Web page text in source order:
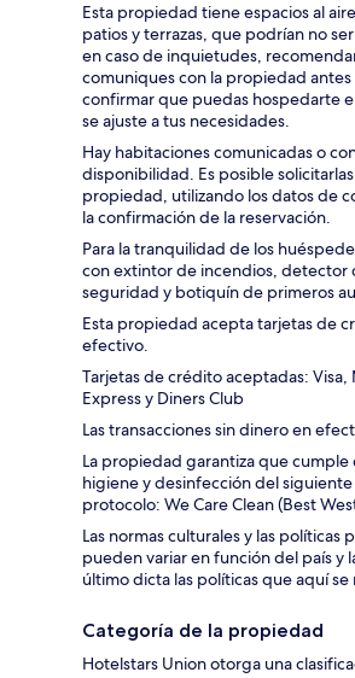
Esta propiedad tiene espacios al
patios y terrazas, que podrían no
en caso de inquietudes,
comuniques con la propiedad
confirmar que puedas hospedarte
se ajuste a tus necesidades.
Hay habitaciones comunicadas o
disponibilidad. Es posible
propiedad, utilizando los datos de
la confirmación de la reservación.
Para la tranquilidad de los
con extintor de incendios, detector
seguridad y botiquín de primeros
Esta propiedad acepta tarjetas de
efectivo.
Tarjetas de crédito aceptadas:
Express y Diners Club
Las transacciones sin dinero en
La propiedad garantiza que cumple
higiene y desinfección del
protocolo: We Care Clean (Best
Las normas culturales y las políticas
pueden variar en función del país y
último dicta las políticas que aquí se
Categoría de la propiedad
Hotelstars Union otorga una